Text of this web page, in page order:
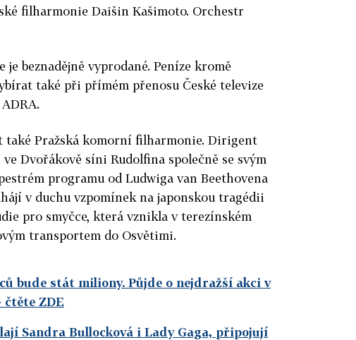
filharmonie Daišin Kašimoto. Orchestr
beznadějně vyprodané. Peníze kromě
také při přímém přenosu České televize
také Pražská komorní filharmonie. Dirigent
Dvořákově síni Rudolfina společně se svým
programu od Ludwiga van Beethovena
v duchu vzpomínek na japonskou tragédii
pro smyčce, která vznikla v terezínském
transportem do Osvětimi.
bude stát miliony. Půjde o nejdražší akci v
ZDE
Sandra Bullocková i Lady Gaga, připojují